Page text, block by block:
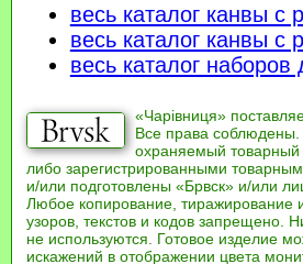
весь каталог канвы с
весь каталог канвы с
весь каталог
«Чарівниця»
Все права
охраняемый товарный
либо зарегистрированными
и/или подготовлены «Брвск» и/или
Любое копирование, тиражирование
узоров, текстов и кодов запрещено.
не используются. Готовое изделие
искажений в отображении цвета